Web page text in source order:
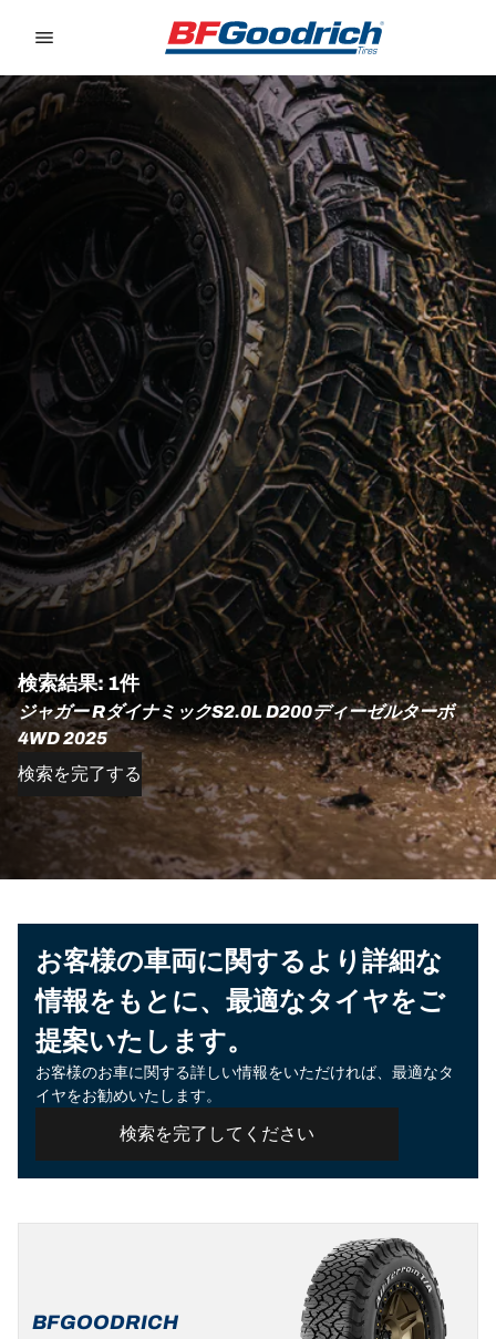
検索結果: 1件
ジャガー RダイナミックS2.0L D200ディーゼルターボ
4WD 2025
検索を完了する
お客様の車両に関するより詳細な
情報をもとに、最適なタイヤをご
提案いたします。
お客様のお車に関する詳しい情報をいただければ、最適なタ
イヤをお勧めいたします。
検索を完了してください
BFGOODRICH